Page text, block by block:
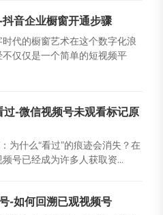
音企业橱窗开通步骤
代的橱窗艺术在这个数字化浪
仅仅是一个简单的短视频平
过-微信视频号未观看标记原
为什么“看过”的痕迹会消失？在
号已经成为许多人获取资...
-如何回溯已观视频号